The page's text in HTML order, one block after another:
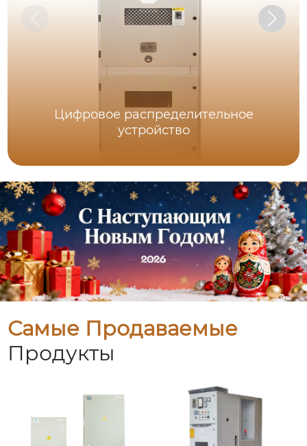
Цифровое распределительное
устройство
Самые Продаваемые
Продукты